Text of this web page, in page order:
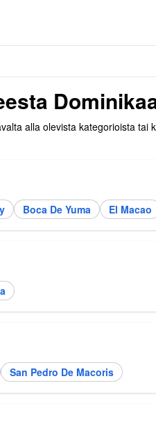
alla olevista kategorioista tai
Boca De Yuma El Macao
San Pedro De Macoris